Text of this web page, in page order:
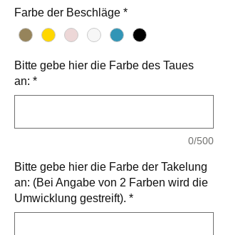
Farbe der Beschläge *
Bitte gebe hier die Farbe des Taues
an: *
0/500
Bitte gebe hier die Farbe der Takelung
an: (Bei Angabe von 2 Farben wird die
Umwicklung gestreift). *